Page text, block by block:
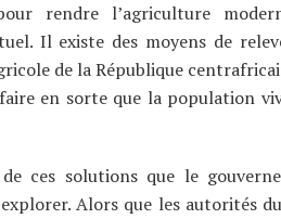
rendre l’agriculture
Il existe des moyens de
de la République
en sorte que la population
ces solutions que le
Alors que les autorités